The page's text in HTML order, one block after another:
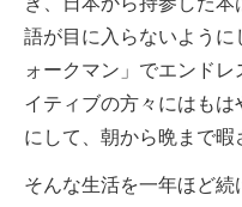
語が目に入らないように
ォークマン」でエンド
イティブの方々にはもは
にして、朝から晩まで暇
そんな生活を一年ほど